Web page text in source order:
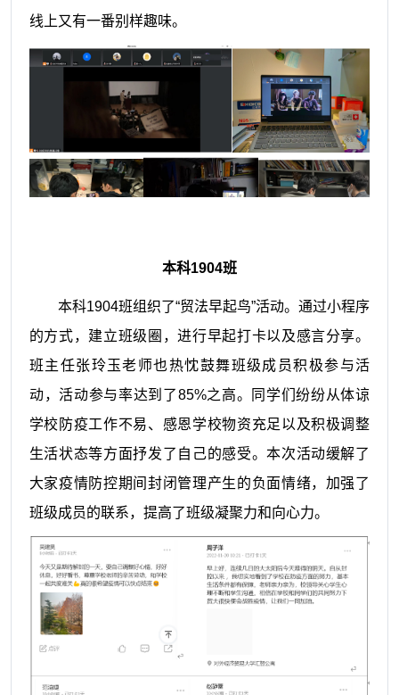
线上又有一番别样趣味。
本科1904班
本科1904班组织了“贸法早起鸟”活动。通过小程序
的方式，建立班级圈，进行早起打卡以及感言分享。
班主任张玲玉老师也热忱鼓舞班级成员积极参与活
动，活动参与率达到了85%之高。同学们纷纷从体谅
学校防疫工作不易、感恩学校物资充足以及积极调整
生活状态等方面抒发了自己的感受。本次活动缓解了
大家疫情防控期间封闭管理产生的负面情绪，加强了
班级成员的联系，提高了班级凝聚力和向心力。